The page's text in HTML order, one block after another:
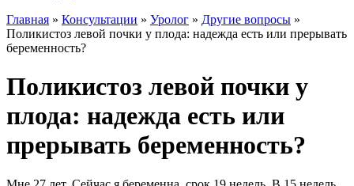
Главная » Консультации » Уролог » Другие вопросы »
Поликистоз левой почки у плода: надежда есть или прерывать
беременность?
Поликистоз левой почки у
плода: надежда есть или
прерывать беременность?